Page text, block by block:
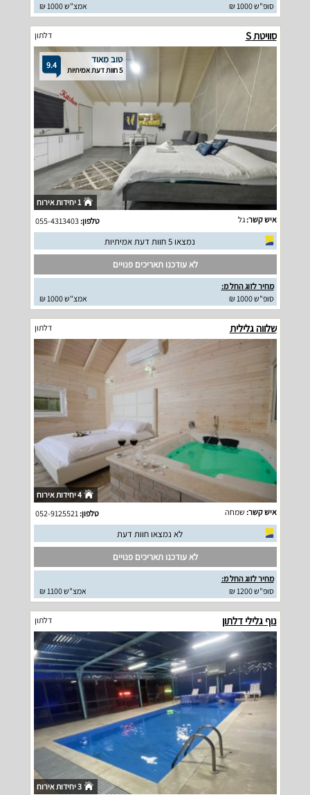
סופ"ש 1000 ₪
אמצ"ש 1000 ₪
סוויטת S דלתון
9.4 טוב מאוד
5 חוות דעת אמיתיות
1 יחידות אירוח
איש קשר:גל טלפון:055-4313403
נמצאו 5 חוות דעת אמיתיות
לא עודכנו תאריכים פנויים
מחיר לזוג החל מ:
סופ"ש 1000 ₪
אמצ"ש 1000 ₪
שלווה גלילית דלתון
4 יחידות אירוח
איש קשר: שמחה טלפון:
לא נמצאו חוות דעת
לא עודכנו תאריכים פנויים
מחיר לזוג החל מ:
סופ"ש 1200 ₪
אמצ"ש 1100 ₪
נוף גלילי דלתון דלתון
3 יחידות אירוח